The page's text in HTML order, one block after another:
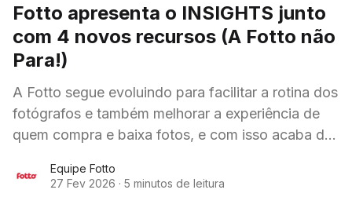
Fotto apresenta o INSIGHTS junto
com 4 novos recursos (A Fotto não
Para!)
A Fotto segue evoluindo para facilitar a rotina dos
fotógrafos e também melhorar a experiência de
quem compra e baixa fotos, e com isso acaba de
Equipe Fotto
27 Fev 2026 · 5 minutos de leitura